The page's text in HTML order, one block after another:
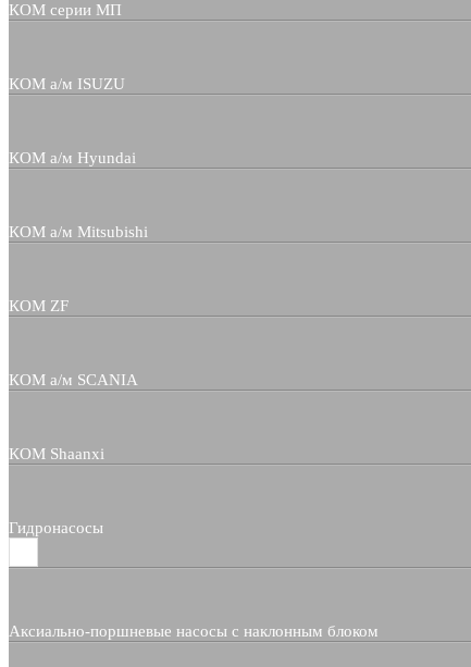
КОМ серии МП
КОМ а/м ISUZU
КОМ а/м Hyundai
КОМ а/м Mitsubishi
КОМ ZF
КОМ а/м SCANIA
КОМ Shaanxi
Гидронасосы
Аксиально-поршневые насосы с наклонным блоком